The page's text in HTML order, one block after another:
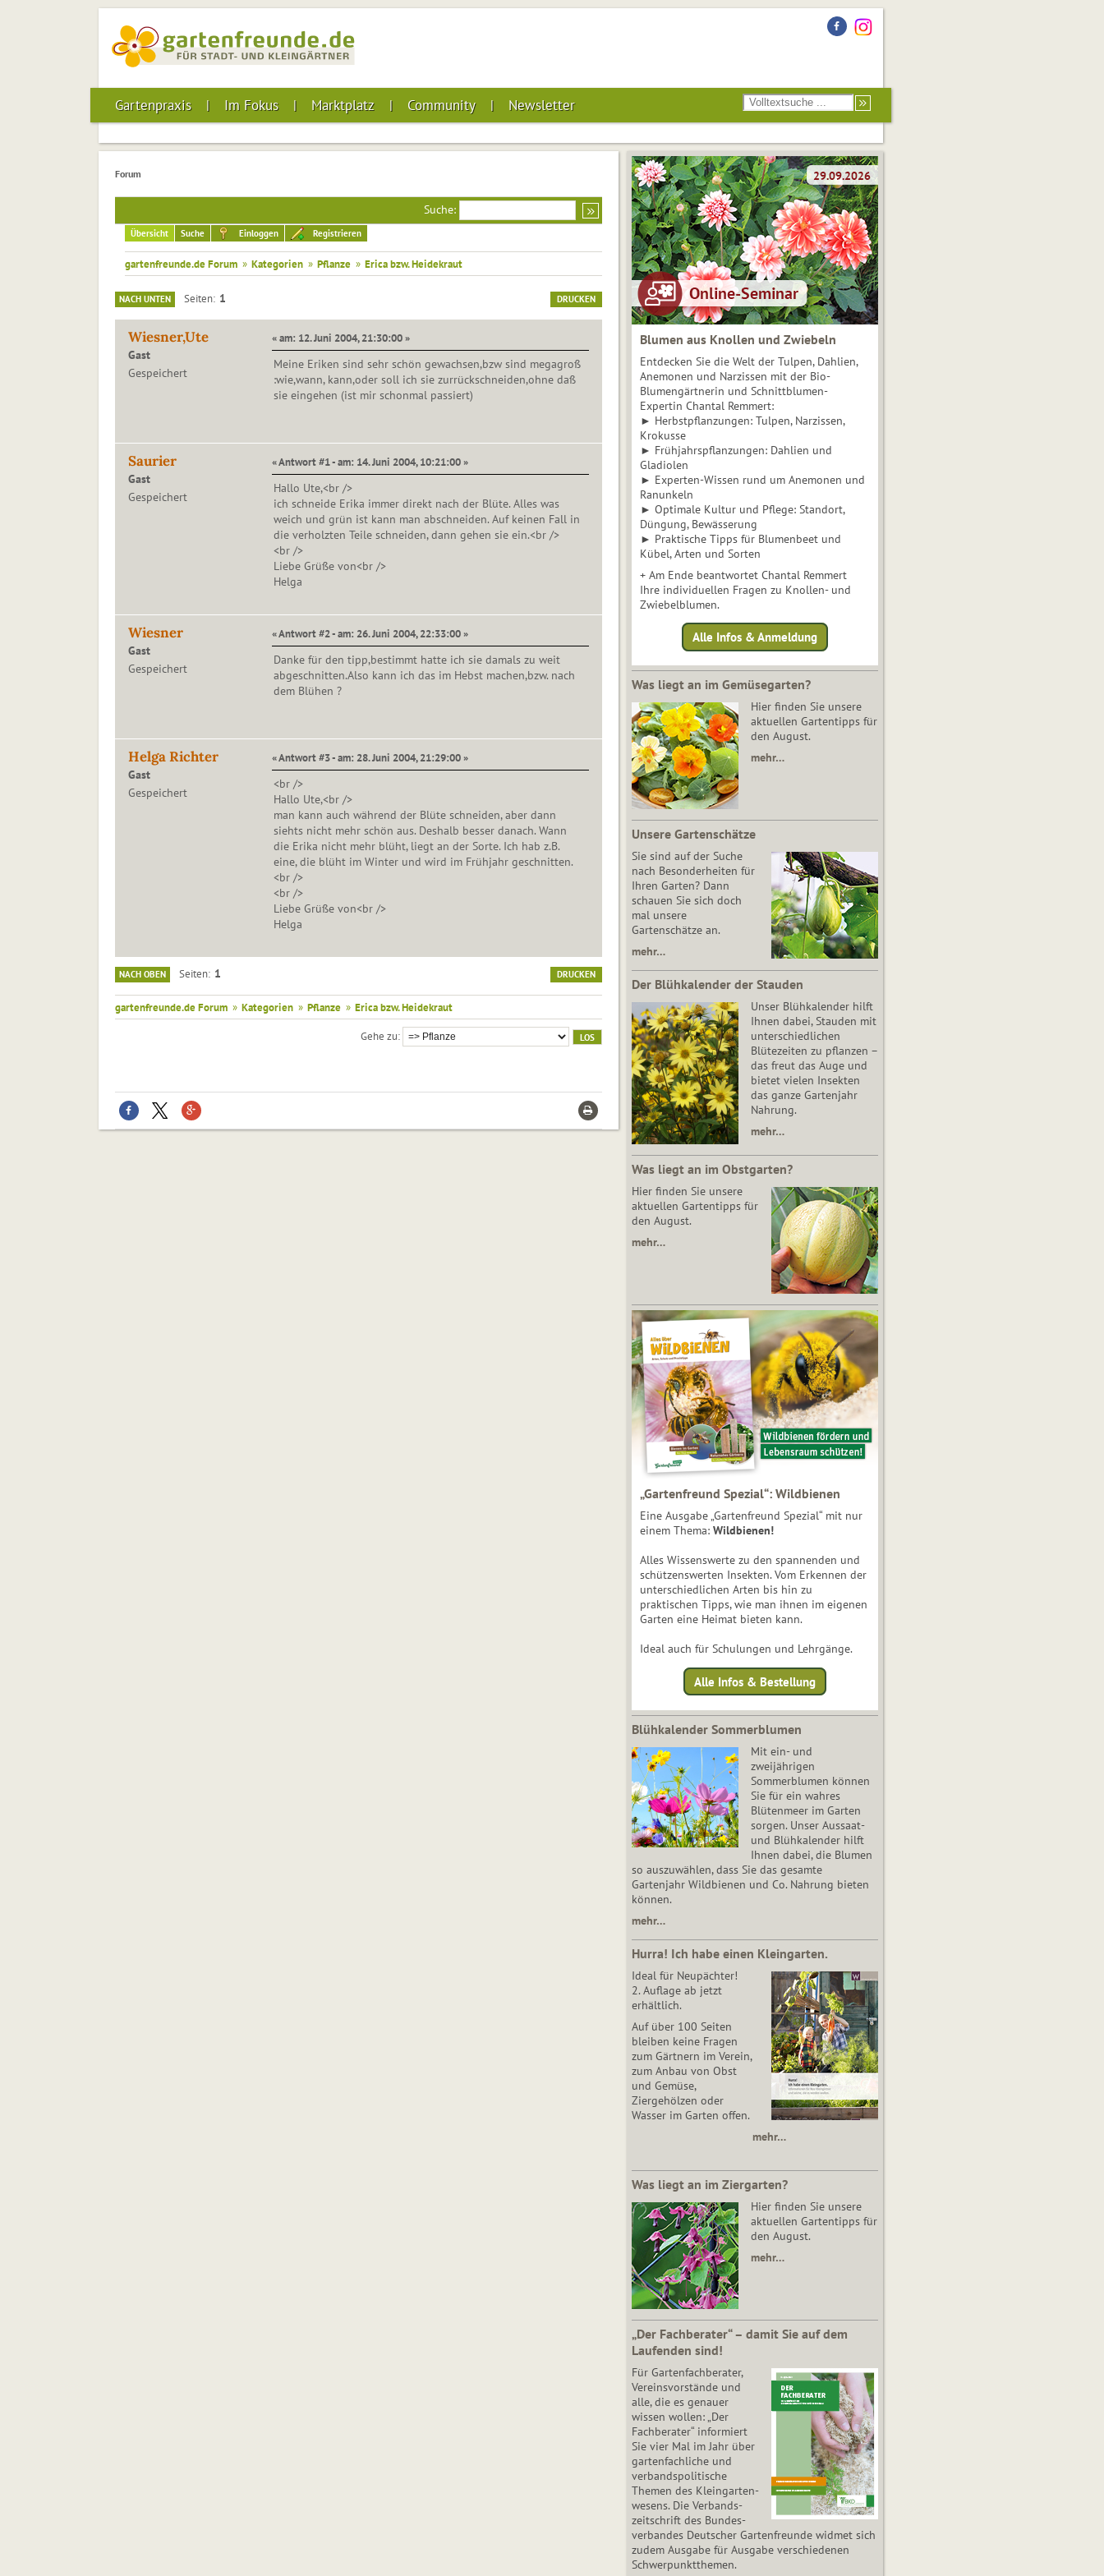
Gartenpraxis Im Fokus Marktplatz Community Newsletter
Forum
Suche:
Übersicht Suche Einloggen Registrieren
gartenfreunde.de Forum » Kategorien » Pflanze » Erica bzw. Heidekraut
DRUCKEN
NACH UNTEN Seiten 1
Wiesner,Ute
Gast
Gespeichert
« am: 12. Juni 2004, 21:30:00 »
Meine Eriken sind sehr schön gewachsen,bzw sind megagroß
:wie,wann, kann,oder soll ich sie zurrückschneiden,ohne daß
sie eingehen (ist mir schonmal passiert)
Saurier
Gast
Gespeichert
« Antwort #1 - am: 14. Juni 2004, 10:21:00 »
Hallo Ute,<br />
ich schneide Erika immer direkt nach der Blüte. Alles was
weich und grün ist kann man abschneiden. Auf keinen Fall in
die verholzten Teile schneiden, dann gehen sie ein.<br />
<br />
Liebe Grüße von<br />
Helga
Wiesner
Gast
Gespeichert
« Antwort #2 - am: 26. Juni 2004, 22:33:00 »
Danke für den tipp,bestimmt hatte ich sie damals zu weit
abgeschnitten.Also kann ich das im Hebst machen,bzw. nach
dem Blühen ?
Helga Richter
Gast
Gespeichert
« Antwort #3 - am: 28. Juni 2004, 21:29:00 »
<br />
Hallo Ute,<br />
man kann auch während der Blüte schneiden, aber dann
siehts nicht mehr schön aus. Deshalb besser danach. Wann
die Erika nicht mehr blüht, liegt an der Sorte. Ich hab z.B.
eine, die blüht im Winter und wird im Frühjahr geschnitten.
<br />
<br />
Liebe Grüße von<br />
Helga
DRUCKEN
NACH OBEN Seiten 1
gartenfreunde.de Forum » Kategorien » Pflanze » Erica bzw. Heidekraut
Gehe zu
Blumen aus Knollen und Zwiebeln
Entdecken Sie die Welt der Tulpen, Dahlien,
Anemonen und Narzissen mit der Bio-
Blumengärtnerin und Schnittblumen-
Expertin Chantal Remmert:
► Herbstpflanzungen: Tulpen, Narzissen,
Krokusse
► Frühjahrspflanzungen: Dahlien und
Gladiolen
► Experten-Wissen rund um Anemonen und
Ranunkeln
► Optimale Kultur und Pflege: Standort,
Düngung, Bewässerung
► Praktische Tipps für Blumenbeet und
Kübel, Arten und Sorten
+ Am Ende beantwortet Chantal Remmert
Ihre individuellen Fragen zu Knollen- und
Zwiebelblumen.
Alle Infos & Anmeldung
Was liegt an im Gemüsegarten?
Hier finden Sie unsere
aktuellen Gartentipps für
den August.
mehr…
Unsere Gartenschätze
Sie sind auf der Suche
nach Besonderheiten für
Ihren Garten? Dann
schauen Sie sich doch
mal unsere
Gartenschätze an.
mehr…
Der Blühkalender der Stauden
Unser Blühkalender hilft
Ihnen dabei, Stauden mit
unterschiedlichen
Blütezeiten zu pflanzen –
das freut das Auge und
bietet vielen Insekten
das ganze Gartenjahr
Nahrung.
mehr…
Was liegt an im Obstgarten?
Hier finden Sie unsere
aktuellen Gartentipps für
den August.
mehr…
„Gartenfreund Spezial“: Wildbienen
Eine Ausgabe „Gartenfreund Spezial“ mit nur
einem Thema: Wildbienen!
Alles Wissenswerte zu den spannenden und
schützenswerten Insekten. Vom Erkennen der
unterschiedlichen Arten bis hin zu
praktischen Tipps, wie man ihnen im eigenen
Garten eine Heimat bieten kann.
Ideal auch für Schulungen und Lehrgänge.
Alle Infos & Bestellung
Blühkalender Sommerblumen
Mit ein- und
zweijährigen
Sommerblumen können
Sie für ein wahres
Blütenmeer im Garten
sorgen. Unser Aussaat-
und Blühkalender hilft
Ihnen dabei, die Blumen
so auszuwählen, dass Sie das gesamte
Gartenjahr Wildbienen und Co. Nahrung bieten
können.
mehr…
Hurra! Ich habe einen Kleingarten.
Ideal für Neupächter!
2. Auflage ab jetzt
erhältlich.
Auf über 100 Seiten
bleiben keine Fragen
zum Gärtnern im Verein,
zum Anbau von Obst
und Gemüse,
Ziergehölzen oder
Wasser im Garten offen.
mehr…
Was liegt an im Ziergarten?
Hier finden Sie unsere
aktuellen Gartentipps für
den August.
mehr…
„Der Fachberater“ – damit Sie auf dem
Laufenden sind!
Für Gartenfachberater,
Vereinsvorstände und
alle, die es genauer
wissen wollen: „Der
Fachberater“ informiert
Sie vier Mal im Jahr über
gartenfachliche und
verbandspolitische
Themen des Klein­gar­ten­
wesens. Die Ver­bands­
zeit­schrift des Bun­des­
ver­ban­des Deutscher Gartenfreunde widmet sich
zudem Ausgabe für Ausgabe verschiedenen
Schwer­punkt­the­men.